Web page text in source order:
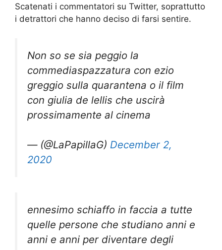
Scatenati i commentatori su Twitter, soprattutto
i detrattori che hanno deciso di farsi sentire.
Non so se sia peggio la
commediaspazzatura con ezio
greggio sulla quarantena o il film
con giulia de lellis che uscirà
prossimamente al cinema
— (@LaPapillaG) December 2,
2020
ennesimo schiaffo in faccia a tutte
quelle persone che studiano anni e
anni e anni per diventare degli